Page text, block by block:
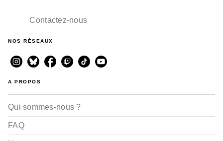
Contactez-nous
NOS RÉSEAUX
A PROPOS
Qui sommes-nous ?
FAQ